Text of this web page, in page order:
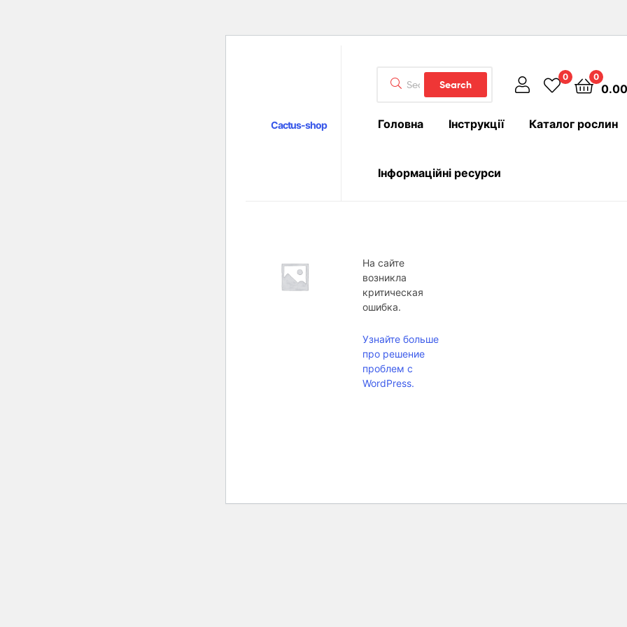
Cactus-shop
for:
Search
0 0
0.00
Головна Інструкції Каталог рослин
Інформаційні ресурси
На сайте
возникла
критическая
ошибка.
Узнайте больше
про решение
проблем с
WordPress.